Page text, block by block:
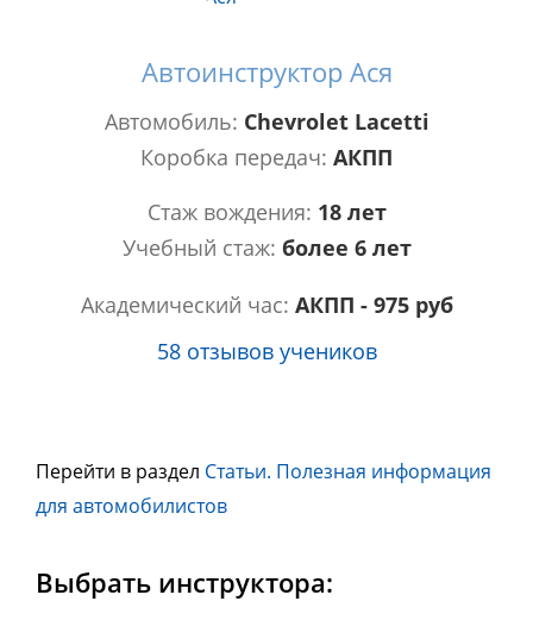
Автоинструктор Ася
Автомобиль: Chevrolet Lacetti
Коробка передач: АКПП
Стаж вождения: 18 лет
Учебный стаж: более 6 лет
Академический час: АКПП - 975 руб
58 отзывов учеников
Перейти в раздел Статьи. Полезная информация
для автомобилистов
Выбрать инструктора: